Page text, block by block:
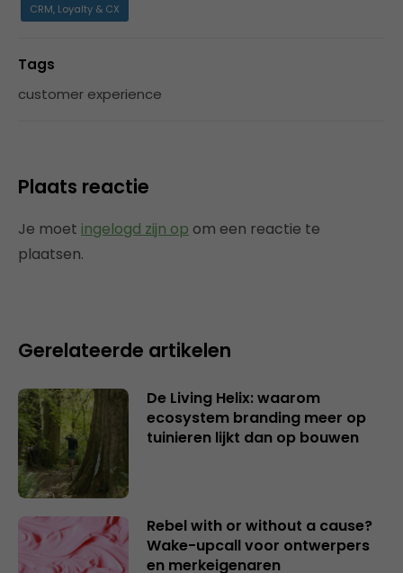
CRM, Loyalty & CX
Tags
customer experience
Plaats reactie
Je moet ingelogd zijn op om een reactie te
plaatsen.
Gerelateerde artikelen
De Living Helix: waarom
ecosystem branding meer op
tuinieren lijkt dan op bouwen
Rebel with or without a cause?
Wake-upcall voor ontwerpers
en merkeigenaren